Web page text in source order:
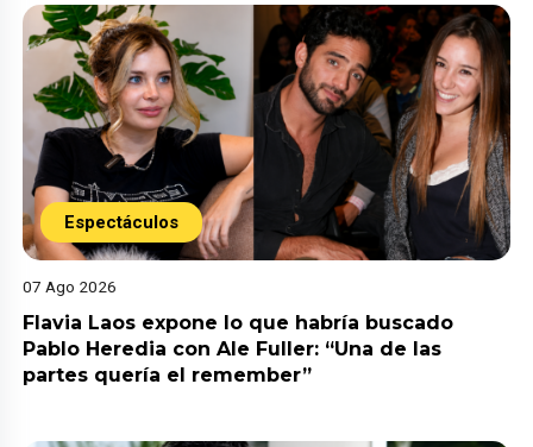
Espectáculos
07 Ago 2026
Flavia Laos expone lo que habría buscado
Pablo Heredia con Ale Fuller: “Una de las
partes quería el remember”